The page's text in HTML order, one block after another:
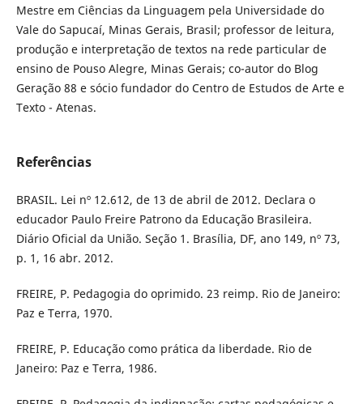
Mestre em Ciências da Linguagem pela Universidade do
Vale do Sapucaí, Minas Gerais, Brasil; professor de leitura,
produção e interpretação de textos na rede particular de
ensino de Pouso Alegre, Minas Gerais; co-autor do Blog
Geração 88 e sócio fundador do Centro de Estudos de Arte e
Texto - Atenas.
Referências
BRASIL. Lei nº 12.612, de 13 de abril de 2012. Declara o
educador Paulo Freire Patrono da Educação Brasileira.
Diário Oficial da União. Seção 1. Brasília, DF, ano 149, nº 73,
p. 1, 16 abr. 2012.
FREIRE, P. Pedagogia do oprimido. 23 reimp. Rio de Janeiro:
Paz e Terra, 1970.
FREIRE, P. Educação como prática da liberdade. Rio de
Janeiro: Paz e Terra, 1986.